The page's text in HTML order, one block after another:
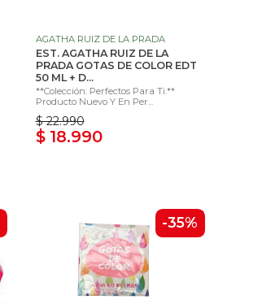
AGATHA RUIZ DE LA PRADA
EST. AGATHA RUIZ DE LA
PRADA GOTAS DE COLOR EDT
50 ML + D...
**Colección: Perfectos Para Ti.**
Producto Nuevo Y En Per...
$ 22.990
$ 18.990
-35%